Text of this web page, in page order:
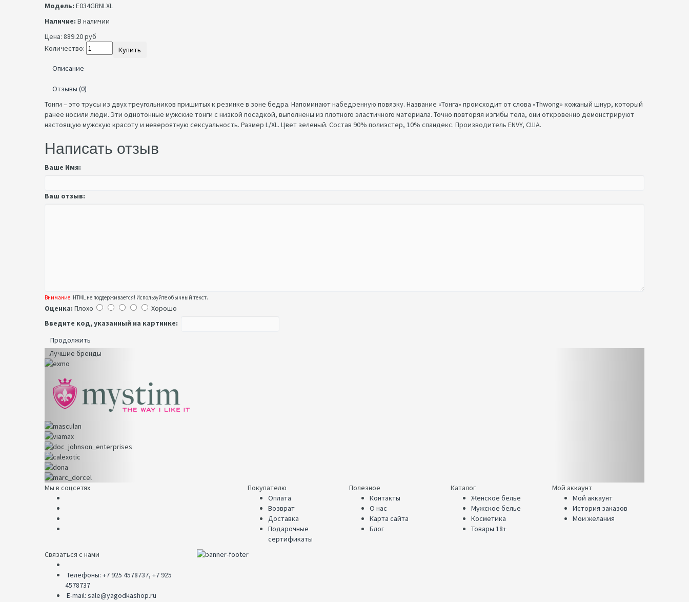
Модель: E034GRNLXL
Наличие: В наличии
Цена: 889.20 руб
Количество:
Купить
Описание
Отзывы (0)
Тонги – это трусы из двух треугольников пришитых к резинке в зоне бедра. Напоминают набедренную повязку. Название «Тонга» происходит от слова «Thwong» кожаный шнур, который
ранее носили люди. Эти однотонные мужские тонги с низкой посадкой, выполнены из плотного эластичного материала. Точно повторяя изгибы тела, они откровенно демонстрируют
настоящую мужскую красоту и невероятную сексуальность. Размер L/XL. Цвет зеленый. Состав 90% полиэстер, 10% спандекс. Производитель ENVY, США.
Написать отзыв
Ваше Имя:
Ваш отзыв:
Внимание: HTML не поддерживается! Используйте обычный текст.
Оценка: Плохо
Хорошо
Введите код, указанный на картинке:
Продолжить
Лучшие бренды
Мы в соцсетях
Покупателю
Оплата
Возврат
Доставка
Подарочные
сертификаты
Полезное
Контакты
О нас
Карта сайта
Блог
Каталог
Женское белье
Мужское белье
Косметика
Товары 18+
Мой аккаунт
Мой аккаунт
История заказов
Мои желания
Связаться с нами
Телефоны: +7 925 4578737, +7 925
4578737
E-mail: sale@yagodkashop.ru